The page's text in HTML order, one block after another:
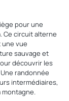
pour une
. Ce circuit alterne
vue
sauvage et
découvrir les
randonnée
intermédiaires,
montagne.